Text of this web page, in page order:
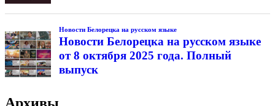
Новости Белорецка на русском языке
Новости Белорецка на русском языке
от 8 октября 2025 года. Полный
выпуск